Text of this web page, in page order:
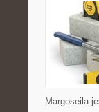
Margoseila